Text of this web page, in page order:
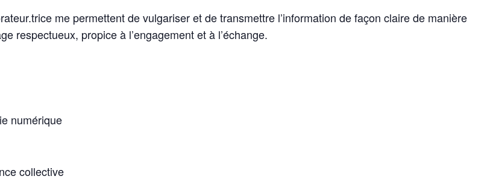
me permettent de vulgariser et de transmettre l’information de façon claire de manière
respectueux, propice à l’engagement et à l’échange.
numérique
collective